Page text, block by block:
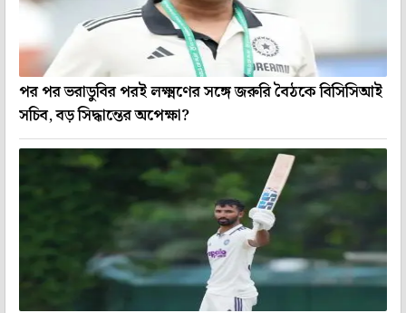
পর পর ভরাডুবির পরই লক্ষ্মণের সঙ্গে জরুরি বৈঠকে বিসিসিআই
সচিব, বড় সিদ্ধান্তের অপেক্ষা?